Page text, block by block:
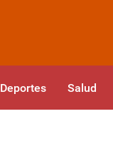
Deportes Salud